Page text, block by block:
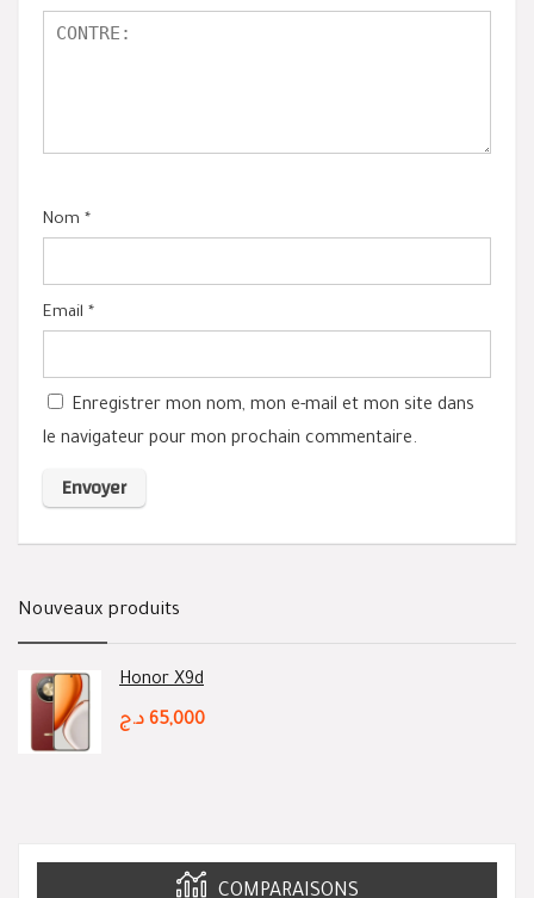
Nom *
Email *
Enregistrer mon nom, mon e-mail et mon site dans
le navigateur pour mon prochain commentaire.
Nouveaux produits
Honor X9d
65,000 د.ج
COMPARAISONS